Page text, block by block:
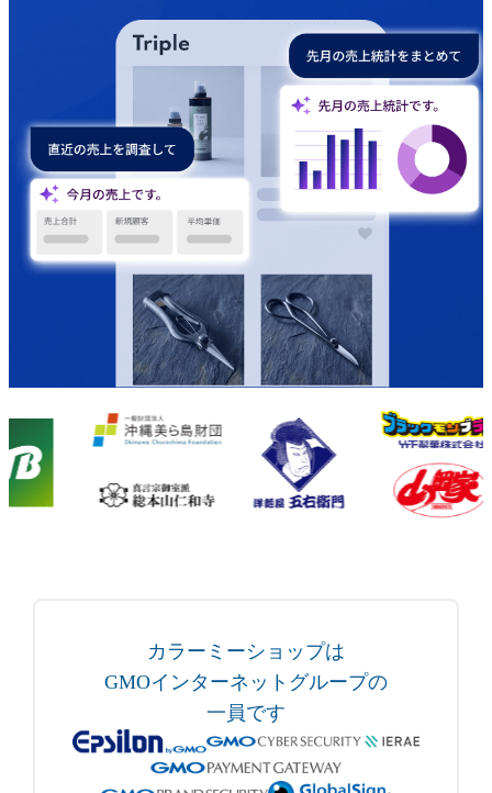
カラーミーショップは
GMOインターネットグループの
一員です